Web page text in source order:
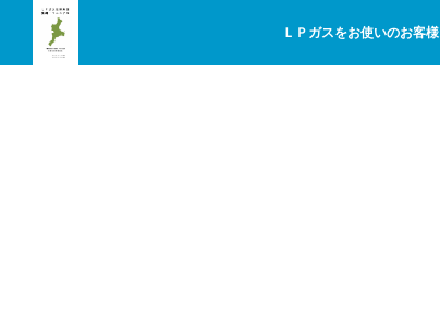
ＬＰガスをお使いのお客様